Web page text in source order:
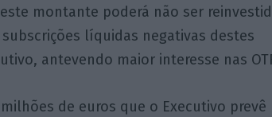
montante poderá não ser
líquidas negativas destes
antevendo maior interesse nas
de euros que o Executivo prevê